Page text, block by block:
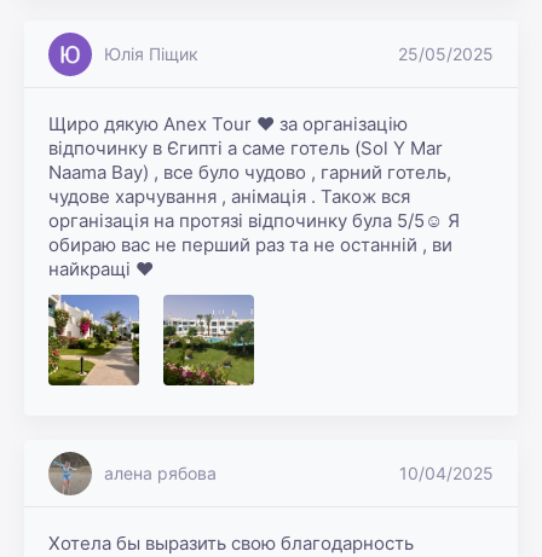
Юлія Піщик 25/05/2025
Щиро дякую Anex Tour ❤️ за організацію
відпочинку в Єгипті а саме готель (Sol Y Mar
Naama Bay) , все було чудово , гарний готель,
чудове харчування , анімація . Також вся
організація на протязі відпочинку була 5/5☺️ Я
обираю вас не перший раз та не останній , ви
найкращі ❤️
алена рябова 10/04/2025
Хотела бы выразить свою благодарность